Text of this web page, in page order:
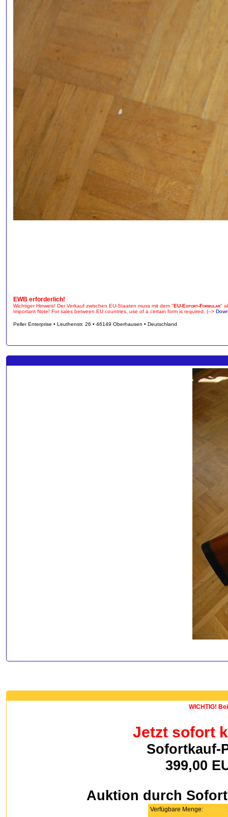
EWB erforderlich!
Wichtiger Hinweis! Der Verkauf zwischen EU-Staaten muss mit dem "EU-Export-Formular"
Important Note! For sales between EU countries, use of a certain form is required. (-->
Peller Enterprise • Leuthenstr. 26 • 46149 Oberhausen • Deutschland
WICHTIG!
Jetzt sofort
Sofortkauf-
399,00
Auktion durch
Verfügbare Menge: